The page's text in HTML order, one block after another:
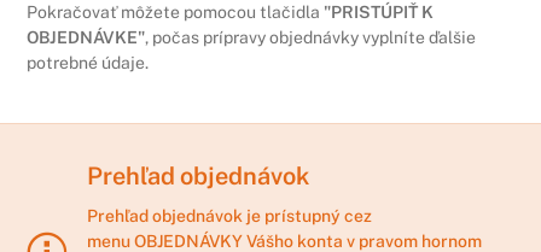
Pokračovať môžete pomocou tlačidla "PRISTÚPIŤ K
OBJEDNÁVKE", počas prípravy objednávky vyplníte ďalšie
potrebné údaje.
Prehľad objednávok
Prehľad objednávok je prístupný cez
menuOBJEDNÁVKYVášho konta v pravom hornom